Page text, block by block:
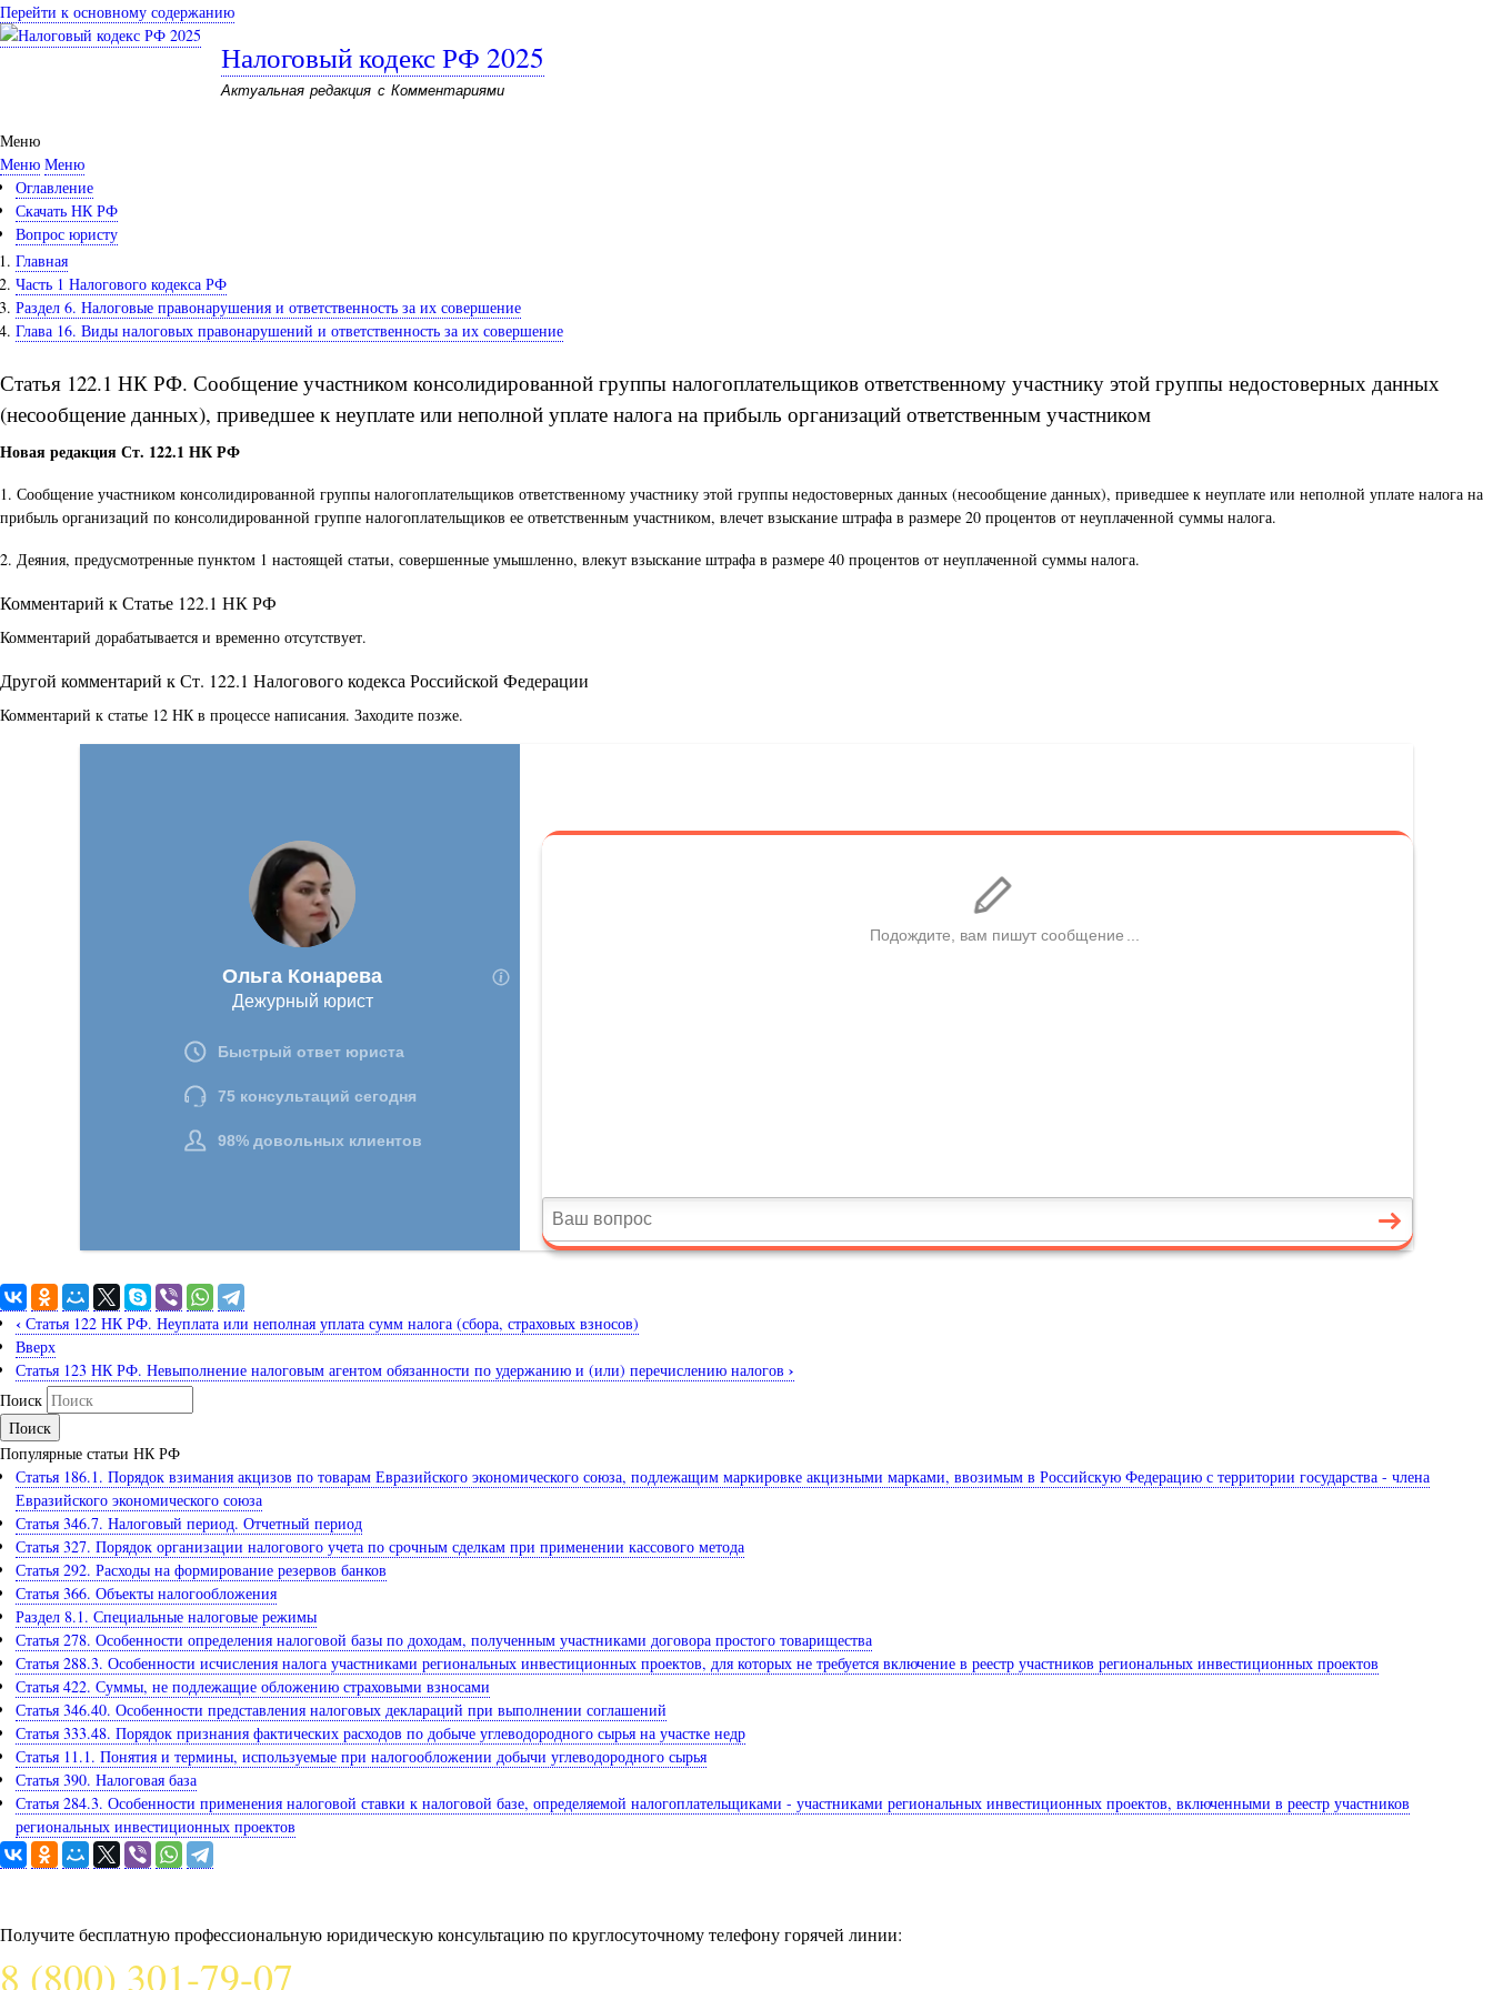
Перейти к основному содержанию
Налоговый кодекс РФ 2025
Актуальная редакция с Комментариями
Меню
Меню Меню
Оглавление
Скачать НК РФ
Вопрос юристу
Главная
Часть 1 Налогового кодекса РФ
Раздел 6. Налоговые правонарушения и ответственность за их совершение
Глава 16. Виды налоговых правонарушений и ответственность за их совершение
Статья 122.1 НК РФ. Сообщение участником консолидированной группы налогоплательщиков ответственному участнику этой группы недостоверных данных
(несообщение данных), приведшее к неуплате или неполной уплате налога на прибыль организаций ответственным участником
Новая редакция Ст. 122.1 НК РФ
1. Сообщение участником консолидированной группы налогоплательщиков ответственному участнику этой группы недостоверных данных (несообщение данных), приведшее к неуплате или неполной уплате налога на
прибыль организаций по консолидированной группе налогоплательщиков ее ответственным участником, влечет взыскание штрафа в размере 20 процентов от неуплаченной суммы налога.
2. Деяния, предусмотренные пунктом 1 настоящей статьи, совершенные умышленно, влекут взыскание штрафа в размере 40 процентов от неуплаченной суммы налога.
Комментарий к Статье 122.1 НК РФ
Комментарий дорабатывается и временно отсутствует.
Другой комментарий к Ст. 122.1 Налогового кодекса Российской Федерации
Комментарий к статье 12 НК в процессе написания. Заходите позже.
‹ Статья 122 НК РФ. Неуплата или неполная уплата сумм налога (сбора, страховых взносов)
Вверх
Статья 123 НК РФ. Невыполнение налоговым агентом обязанности по удержанию и (или) перечислению налогов ›
Поиск
Популярные статьи НК РФ
Статья 186.1. Порядок взимания акцизов по товарам Евразийского экономического союза, подлежащим маркировке акцизными марками, ввозимым в Российскую Федерацию с территории государства - члена
Евразийского экономического союза
Статья 346.7. Налоговый период. Отчетный период
Статья 327. Порядок организации налогового учета по срочным сделкам при применении кассового метода
Статья 292. Расходы на формирование резервов банков
Статья 366. Объекты налогообложения
Раздел 8.1. Специальные налоговые режимы
Статья 278. Особенности определения налоговой базы по доходам, полученным участниками договора простого товарищества
Статья 288.3. Особенности исчисления налога участниками региональных инвестиционных проектов, для которых не требуется включение в реестр участников региональных инвестиционных проектов
Статья 422. Суммы, не подлежащие обложению страховыми взносами
Статья 346.40. Особенности представления налоговых деклараций при выполнении соглашений
Статья 333.48. Порядок признания фактических расходов по добыче углеводородного сырья на участке недр
Статья 11.1. Понятия и термины, используемые при налогообложении добычи углеводородного сырья
Статья 390. Налоговая база
Статья 284.3. Особенности применения налоговой ставки к налоговой базе, определяемой налогоплательщиками - участниками региональных инвестиционных проектов, включенными в реестр участников
региональных инвестиционных проектов
Получите бесплатную профессиональную юридическую консультацию по круглосуточному телефону горячей линии:
8 (800) 301-79-07